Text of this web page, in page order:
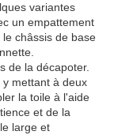
variantes
un empattement
châssis de base
de la décapoter.
mettant à deux
la toile à l'aide
et de la
large et